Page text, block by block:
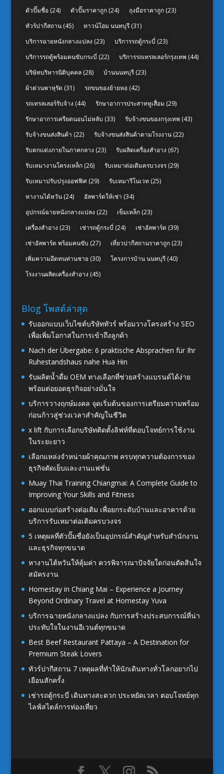
ตัวปั๊มชื่อ(24) ตัวปั๊มราคาถูก(24) ถุงมือราคาถูก(23)
ทัวร์ปากีสถาน(45) ทาวน์โฮม นนทบุรี(31)
บริการฉายหนังกลางแปลง (23) บริการรถตู้กระบี่ (23)
บริการรถตู้พร้อมคนขับกระบี่ (22) บริการรถเทรลเลอร์กรุงเทพ (44)
บริษัทบริหารนิติบุคคล(28) บ้านนนทบุรี(23)
ผ้าต่วนพาหุรัด (31) รถขนของย้ายหอ(42)
รถเทรลเลอร์รับจ้าง (44) รักษาอาการประสาทหูเสื่อม (29)
รักษาอาการเครียดนอนไม่หลับ (33) รับจ้างขนของกรุงเทพ (43)
รับจ้างขนส่งสินค้า (22) รับจ้างขนส่งสินค้าตามโรงงาน(22)
รับตกแต่งภายในภาคกลาง (23) รับผลิตเครื่องสำอาง (67)
รับเหมางานโครงเหล็ก(26) รับเหมาต่อเติมครบวงจร(29)
รับเหมาปรับปรุงออฟฟิศ(29) รับเหมารีโนเวท (25)
หางานไต้หวัน(24) อัลพาร์ดให้เช่า (34)
อุปกรณ์ฉายหนังกลางแปลง (22) เข็มเหล็ก(23)
เครื่องสำอาง (23) เช่ารถตู้กระบี่ (24) เช่าอัลพาร์ด (39)
เช่าอัลพาร์ด พร้อมคนขับ (27) เที่ยวปากีสถานราคาถูก(23)
เพิ่มความอึดทนท่านชาย (30) โครงการบ้าน นนทบุรี(40)
โรงงานผลิตเครื่องสำอาง (45)
Blog โพสต์ล่าสุด
รับออกแบบเว็บไซต์บริษัททัวร์ พร้อมวางโครงสร้าง SEO
เพื่อเพิ่มโอกาสในการเข้าถึงลูกค้า
Nach der Übergabe: 6 praktische Absprachen für Ihr
Ruhestandshaus nahe Hua Hin
รับผลิตน้ำดื่ม OEM ทางเลือกที่ช่วยสร้างแบรนด์ได้ง่าย
พร้อมต่อยอดธุรกิจอย่างมั่นใจ
บริการวางฤกษ์มงคล จุดเริ่มต้นของการเตรียมความพร้อม
ก่อนก้าวสู่ช่วงเวลาสำคัญในชีวิต
x lift กับการเลือกบริษัทติดตั้งลิฟท์ที่ตอบโจทย์การใช้งาน
ในระยะยาว
เลือกแหล่งจำหน่ายผ้าคุณภาพ ครบทุกความต้องการของ
ธุรกิจตัดเย็บและงานแฟชั่น
Muay Thai Training Chiangmai: A Complete Guide to
Improving Your Skills and Fitness
ออกแบบก่อสร้างต่อเติม เพื่อยกระดับบ้านและอาคารด้วย
บริการรับเหมาต่อเติมครบวงจร
5 เหตุผลที่ตัวปั๊มชื่อยังเป็นอุปกรณ์สำคัญสำหรับสำนักงาน
และธุรกิจทุกขนาด
หางานไต้หวันให้คุ้มค่า ควรพิจารณาปัจจัยใดก่อนตัดสินใจ
สมัครงาน
Homestay in Chiang Mai – Experience a Journey
Beyond Ordinary Travel at Homestay Yuva
บริการฉายหนังกลางแปลง กับการสร้างประสบการณ์ที่น่า
ประทับใจในงานอีเวนต์ทุกขนาด
Best Beef Restaurant Pattaya – A Destination for
Premium Steak Lovers
ทัวร์ปากีสถาน 7 เหตุผลที่ทำให้นักเดินทางทั่วโลกอยากไป
เยือนสักครั้ง
เช่ารถตู้กระบี่ เดินทางสะดวก ประหยัดเวลา ตอบโจทย์ทุก
ไลฟ์สไตล์การท่องเที่ยว